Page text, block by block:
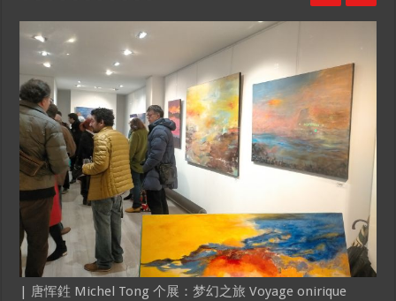
| 唐恽鉎 Michel Tong 个展：梦幻之旅 Voyage onirique